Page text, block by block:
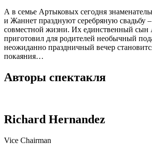
А в семье Артыковых сегодня
и Жаннет празднуют серебряную свадьбу –
совместной жизни. Их единственный
приготовил для родителей необычный
неожиданно праздничный вечер
покаяния…
Авторы спектакля
Richard Hernandez
Vice Chairman